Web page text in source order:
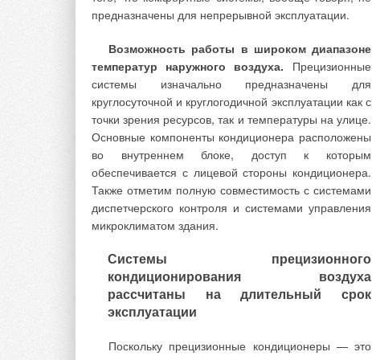
предназначены для непрерывной эксплуатации.
Возможность работы в широком диапазоне
температур наружного воздуха. Прецизионные
системы изначально предназначены для
круглосуточной и круглогодичной эксплуатации как с
точки зрения ресурсов, так и температуры на улице.
Основные компоненты кондиционера расположены
во внутреннем блоке, доступ к которым
обеспечивается с лицевой стороны кондиционера.
Также отметим полную совместимость с системами
диспетчерского контроля и системами управления
микроклиматом здания.
Системы прецизионного
кондиционирования воздуха
рассчитаны на длительный срок
эксплуатации
Поскольку прецизионные кондиционеры — это
автора [2]. Одновременно с публикацией этой
статьи автор предложил инвестору строительства в
городе Воронеже торгового центра «Солнечный
рай» площадью 18,5 тыс. м
применить новый
принцип энергосбережения. В плане здание
торгового центра имеет форму близкую к квадрату.
Здание трехэтажное и сдается в аренду различным
торговым фирмам, ресторану. Конкурирующая
организация по разработке проекта СКВ в торговом
центре предложила традиционного решения систем
отопления, вентиляции и кондиционирования (ОВК)
с использованием для нагрева приточного воздуха
теплоты горячей воды 80 °C, получаемой от
сжигания газа в крышной котельной расчетной
мощностью 4,3 МВт.
Авторами был предложен энергосберегающий
вариант систем ОВК с использованием в холодный
и переходный периоды года получения
охлажденного антифриза в теплообменниках